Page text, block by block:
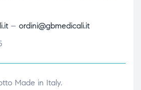
– ordini@gbmedicali.it
Made in Italy.